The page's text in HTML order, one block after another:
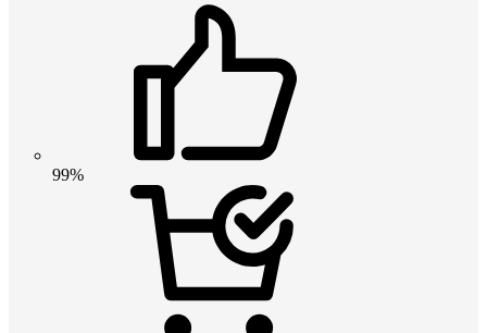
99%